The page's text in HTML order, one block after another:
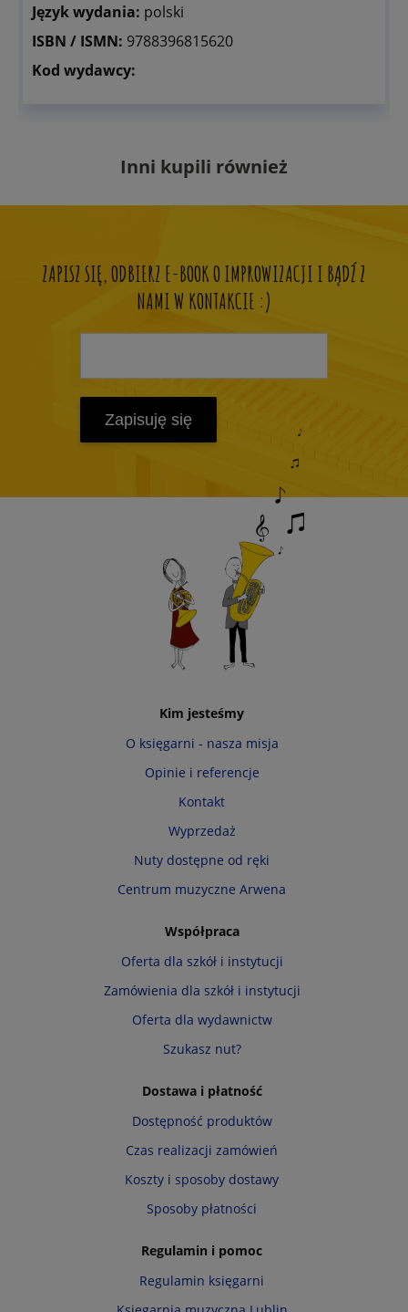
Język wydania: polski
ISBN / ISMN: 9788396815620
Kod wydawcy:
Inni kupili również
ZAPISZ SIĘ, ODBIERZ E-BOOK O IMPROWIZACJI I BĄDŹ Z
NAMI W KONTAKCIE :)
Zapisuję się
Kim jesteśmy
O księgarni - nasza misja
Opinie i referencje
Kontakt
Wyprzedaż
Nuty dostępne od ręki
Centrum muzyczne Arwena
Współpraca
Oferta dla szkół i instytucji
Zamówienia dla szkół i instytucji
Oferta dla wydawnictw
Szukasz nut?
Dostawa i płatność
Dostępność produktów
Czas realizacji zamówień
Koszty i sposoby dostawy
Sposoby płatności
Regulamin i pomoc
Regulamin księgarni